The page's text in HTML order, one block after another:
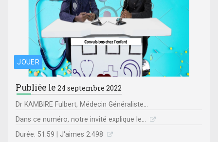
JOUER
Publiée le24 septembre 2022
Dr KAMBIRE Fulbert, Médecin Généraliste...
Dans ce numéro, notre invité explique le...
Durée: 51:59 | J'aimes 2.498